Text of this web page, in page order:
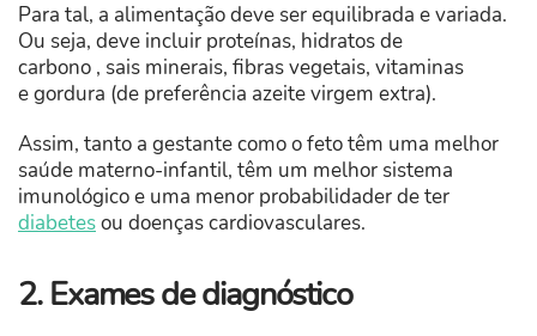
Para tal, a alimentação deve ser equilibrada e variada.
Ou seja, deve incluir proteínas, hidratos de
carbono , sais minerais, fibras vegetais, vitaminas
e gordura (de preferência azeite virgem extra).
Assim, tanto a gestante como o feto têm uma melhor
saúde materno-infantil, têm um melhor sistema
imunológico e uma menor probabilidader de ter
diabetesou doenças cardiovasculares.
2. Exames de diagnóstico